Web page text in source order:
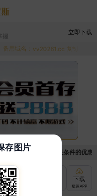
立即下载
备用域名： vv20261.cc 复制
利中心】界面领取满足条件的优惠
值
到账
下载
极速APP
存图片